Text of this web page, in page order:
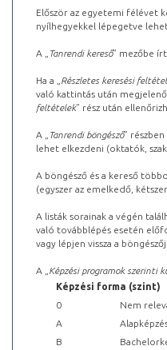
Először az egyetemi félévet
nyílhegyekkel lépegetve
A „ Tanrendi kereső” mezőbe
Ha a „ Részletes keresési
való kattintás után
feltételek” rész után
A „ Tanrendi böngésző”
lehet elkezdeni (oktatók,
A böngésző és a kereső
(egyszer az emelkedő,
A listák sorainak a végén
való továbblépés esetén
vagy lépjen vissza a
A „ Képzési programok szerinti
Képzési forma (szint)
0
Nem
A
B